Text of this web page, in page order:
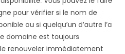
pour vérifier si le nom de
ou si quelqu’un d’autre l’a
domaine est toujours
renouveler immédiatement